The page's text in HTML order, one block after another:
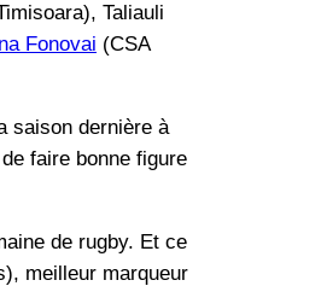
Taliauli
Fonovai (CSA
saison dernière à
faire bonne figure
de rugby. Et ce
meilleur marqueur